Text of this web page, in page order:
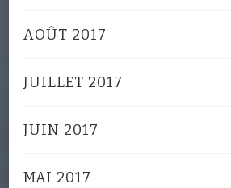
AOÛT 2017
JUILLET 2017
JUIN 2017
MAI 2017